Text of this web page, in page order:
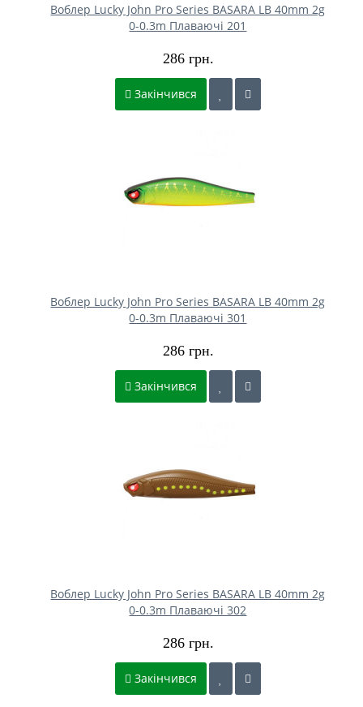
Воблер Lucky John Pro Series BASARA LB 40mm 2g
0-0.3m Плаваючі 201
286 грн.
Закінчився
Воблер Lucky John Pro Series BASARA LB 40mm 2g
0-0.3m Плаваючі 301
286 грн.
Закінчився
Воблер Lucky John Pro Series BASARA LB 40mm 2g
0-0.3m Плаваючі 302
286 грн.
Закінчився